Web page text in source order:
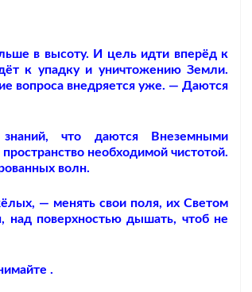
в высоту. И цель идти вперёд к
к упадку и уничтожению Земли.
вопроса внедряется уже. — Даются
знаний, что даются Внеземными
необходимой чистотой.
волн.
— менять свои поля, их Светом
над поверхностью дышать, чтоб не
.